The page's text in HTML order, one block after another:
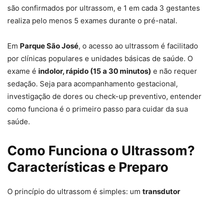
são confirmados por ultrassom, e 1 em cada 3 gestantes
realiza pelo menos 5 exames durante o pré-natal.
Em Parque São José, o acesso ao ultrassom é facilitado
por clínicas populares e unidades básicas de saúde. O
exame é indolor, rápido (15 a 30 minutos) e não requer
sedação. Seja para acompanhamento gestacional,
investigação de dores ou check-up preventivo, entender
como funciona é o primeiro passo para cuidar da sua
saúde.
Como Funciona o Ultrassom?
Características e Preparo
O princípio do ultrassom é simples: um transdutor